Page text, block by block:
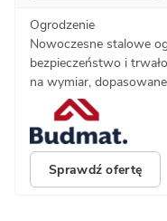
Ogrodzenie
Nowoczesne stalowe
bezpieczeństwo i
na wymiar,
Sprawdź ofertę